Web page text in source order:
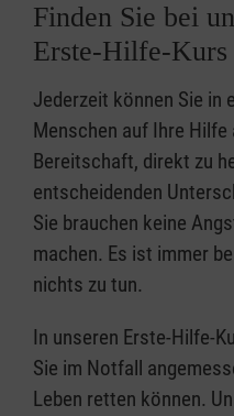
Finden Sie bei
Erste-Hilfe-Kurs
Jederzeit können Sie in
Menschen auf Ihre
Bereitschaft, direkt zu
entscheidenden
Sie brauchen keine
machen. Es ist immer
nichts zu tun.
In unseren Erste-Hilfe-
Sie im Notfall
Leben retten können.